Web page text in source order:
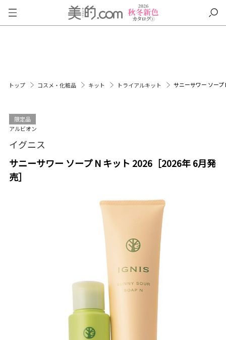
トップ コスメ・化粧品 キット トライアルキット サニーサワー ソー
限定品
アルビオン
イグニス
サニーサワー ソープ N キット 2026［2026年 6月発
売］